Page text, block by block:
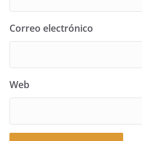
Correo electrónico
Web